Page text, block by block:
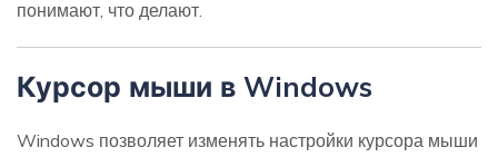
понимают, что делают.
Курсор мыши в Windows
Windows позволяет изменять настройки курсора мыши